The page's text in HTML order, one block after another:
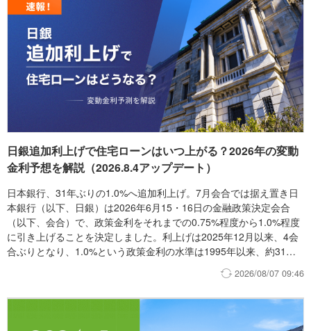
日銀追加利上げで住宅ローンはいつ上がる？2026年の変動
金利予想を解説（2026.8.4アップデート）
日本銀行、31年ぶりの1.0%へ追加利上げ。7月会合では据え置き日
本銀行（以下、日銀）は2026年6月15・16日の金融政策決定会合
（以下、会合）で、政策金利をそれまでの0.75%程度から1.0%程度
に引き上げることを決定しました。利上げは2025年12月以来、4会
合ぶりとなり、1.0%という政策金利の水準は1995年以来、約31年
ぶりの高水準です。 その後、7月30・31日の会合では、政策金利を
1.0%程度に据え置きました。一方、日銀は、現在の金融環境はなお
緩和的であるとして、経済・物価・金融情勢に応じて、今後も政策
金利を引き上げていく方針を維持しています。ただし、具体的な利
上げ時期は示されていません。住宅ローン変動金利への影響と今後
2026/08/07 09:46